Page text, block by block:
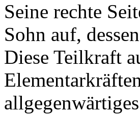
Seine rechte
Sohn auf,
Diese Teilkraft